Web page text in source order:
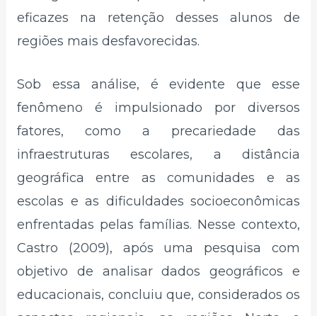
eficazes na retenção desses alunos de
regiões mais desfavorecidas.
Sob essa análise, é evidente que esse
fenômeno é impulsionado por diversos
fatores, como a precariedade das
infraestruturas escolares, a distância
geográfica entre as comunidades e as
escolas e as dificuldades socioeconômicas
enfrentadas pelas famílias. Nesse contexto,
Castro (2009), após uma pesquisa com
objetivo de analisar dados geográficos e
educacionais, concluiu que, considerados os